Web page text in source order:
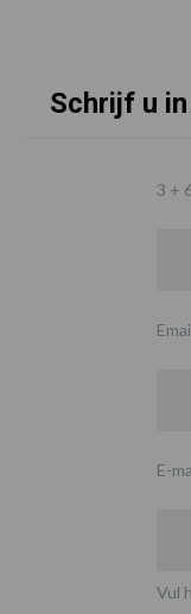
Schrijf u
3 +
E-
Vul